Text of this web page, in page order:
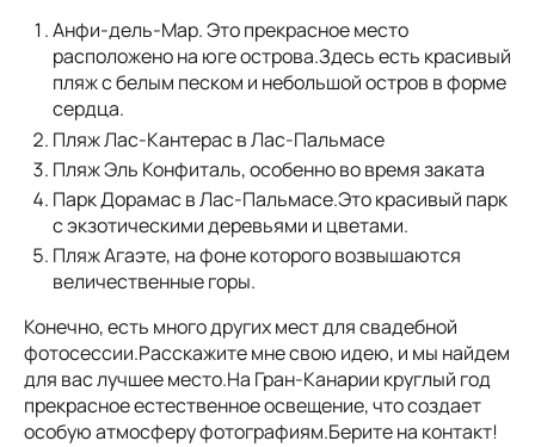
Анфи-дель-Мар. Это прекрасное место
расположено на юге острова.Здесь есть красивый
пляж с белым песком и небольшой остров в форме
сердца.
Пляж Лас-Кантерас в Лас-Пальмасе
Пляж Эль Конфиталь, особенно во время заката
Парк Дорамас в Лас-Пальмасе.Это красивый парк
с экзотическими деревьями и цветами.
Пляж Агаэте, на фоне которого возвышаются
величественные горы.
Конечно, есть много других мест для свадебной
фотосессии.Расскажите мне свою идею, и мы найдем
для вас лучшее место.На Гран-Канарии круглый год
прекрасное естественное освещение, что создает
особую атмосферу фотографиям.Берите на контакт!